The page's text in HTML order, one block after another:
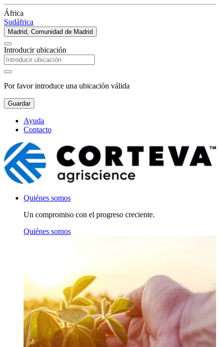
África
Sudáfrica
Madrid, Comunidad de Madrid
Introducir ubicación
Por favor introduce una ubicación válida
Guardar
Ayuda
Contacto
Quiénes somos
Un compromiso con el progreso creciente.
Quiénes somos